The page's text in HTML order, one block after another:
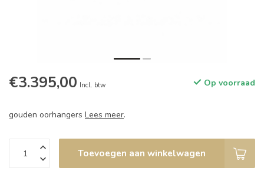
€3.395,00 Incl. btw Op voorraad
gouden oorhangers Lees meer.
Toevoegen aan winkelwagen